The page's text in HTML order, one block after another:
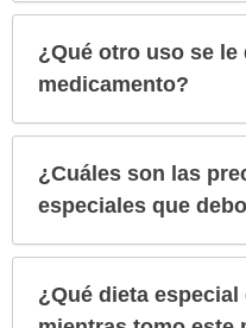
¿Qué otro uso se le
medicamento?
¿Cuáles son las
especiales que
¿Qué dieta